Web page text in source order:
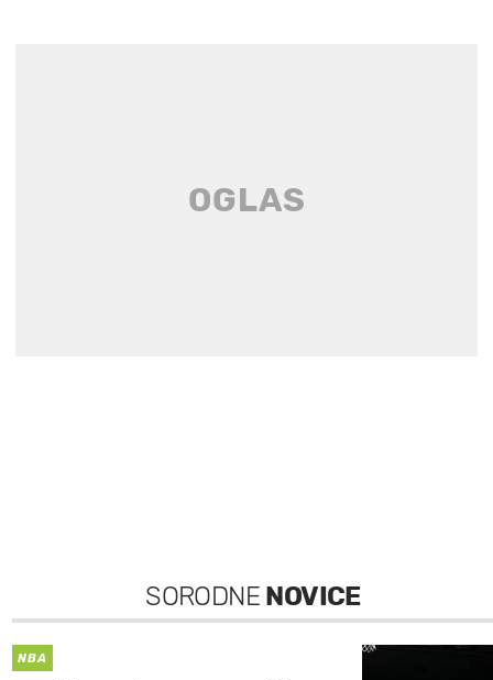
SORODNE NOVICE
NBA